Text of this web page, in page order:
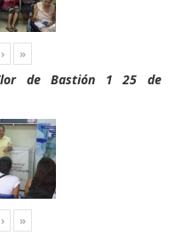
› »
de Bastión 1 25 de
› »